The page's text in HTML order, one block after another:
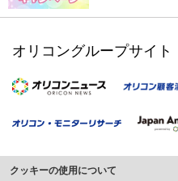
オリコングループサイト
クッキーの使用について